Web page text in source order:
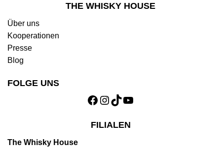
THE WHISKY HOUSE
Über uns
Kooperationen
Presse
Blog
FOLGE UNS
Facebook
Instagram
TikTokYouTube
FILIALEN
The Whisky House